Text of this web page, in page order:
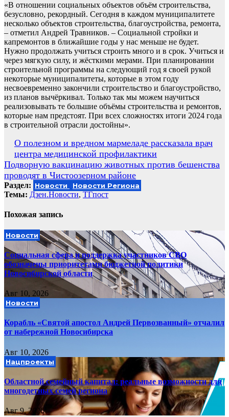
«В отношении социальных объектов объём строительства,
безусловно, рекордный. Сегодня в каждом муниципалитете
несколько объектов строительства, благоустройства, ремонта,
– отметил Андрей Травников. – Социальной стройки и
капремонтов в ближайшие годы у нас меньше не будет.
Нужно продолжать учиться строить много и в срок. Учиться и
через мягкую силу, и жёсткими мерами. При планировании
строительной программы на следующий год я своей рукой
некоторые муниципалитеты, которые в этом году
несвоевременно закончили строительство и благоустройство,
из планов вычёркивал. Только так мы можем научиться
реализовывать те большие объёмы строительства и ремонтов,
которые нам предстоят. При всех сложностях итоги 2024 года
в строительной отрасли достойны».
Навигация
по
записям
О полезном и вредном мармеладе рассказала врач
центра медицинской профилактики
Подворную вакцинацию животных против бешенства
проводят в Чистоозерном районе
Раздел: Новости Новости Региона
Темы: Дзен.Новости, ТГпост
Похожая запись
Новости
Социальная сфера и поддержка участников СВО
обозначены приоритетами бюджетной политики
Новосибирской области
Авг 10, 2026
Новости
Корабль «Святой апостол Андрей Первозванный» отчалил
от набережной Новосибирска
Авг 10, 2026
Нацпроекты
Областной семейный капитал: реальные возможности для
многодетных семей региона
Авг 9, 2026